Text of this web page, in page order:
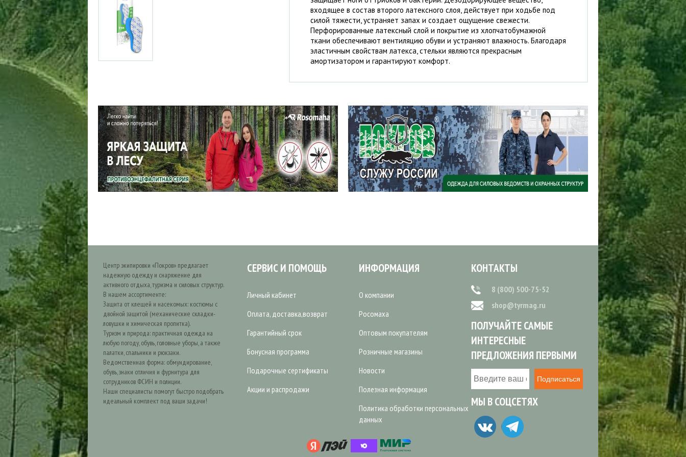
входящее в состав второго латексного слоя, действует при ходьбе под
силой тяжести, устраняет запах и создает ощущение свежести.
Перфорированные латексный слой и покрытие из хлопчатобумажной
ткани обеспечивают вентиляцию обуви и устраняют влажность. Благодаря
эластичным свойствам латекса, стельки являются прекрасным
амортизатором и гарантируют комфорт.
Центр экипировки «Покров» предлагает
надежную одежду и снаряжение для
активного отдыха, туризма и силовых структур.
В нашем ассортименте:
Защита от клещей и насекомых: костюмы с
двойной защитой (механические складки-
ловушки и химическая пропитка).
Туризм и природа: практичная одежда на
любую погоду, обувь, головные уборы, а также
палатки, спальники и рюкзаки.
Ведомственная форма: обмундирование,
обувь, знаки отличия и фурнитура для
сотрудников ФСИН и полиции.
Наши специалисты помогут быстро подобрать
идеальный комплект под ваши задачи!
СЕРВИС И ПОМОЩЬ
Личный кабинет
Оплата, доставка,возврат
Гарантийный срок
Бонусная программа
Подарочные сертификаты
Акции и распродажи
ИНФОРМАЦИЯ
О компании
Росомаха
Оптовым покупателям
Розничные магазины
Новости
Полезная информация
Политика обработки персональных
данных
КОНТАКТЫ
8 (800) 500-75-52
shop@tyrmag.ru
ПОЛУЧАЙТЕ САМЫЕ
ИНТЕРЕСНЫЕ
ПРЕДЛОЖЕНИЯ ПЕРВЫМИ
Подписаться
МЫ В СОЦСЕТЯХ